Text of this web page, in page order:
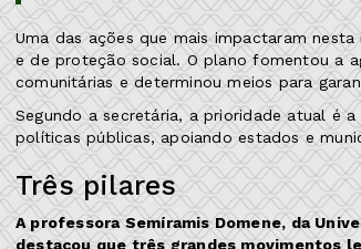
Uma das ações que mais impactaram
e de proteção social. O plano fomentou a
comunitárias e determinou meios para
Segundo a secretária, a prioridade atual é
políticas públicas, apoiando estados e
Três pilares
A professora Semíramis Domene, da
destacou que três grandes movimentos